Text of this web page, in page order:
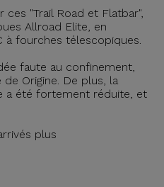
"Trail Road et Flatbar",
Allroad Elite, en
à fourches télescopiques.
faute au confinement,
Origine. De plus, la
a été fortement réduite, et
plus